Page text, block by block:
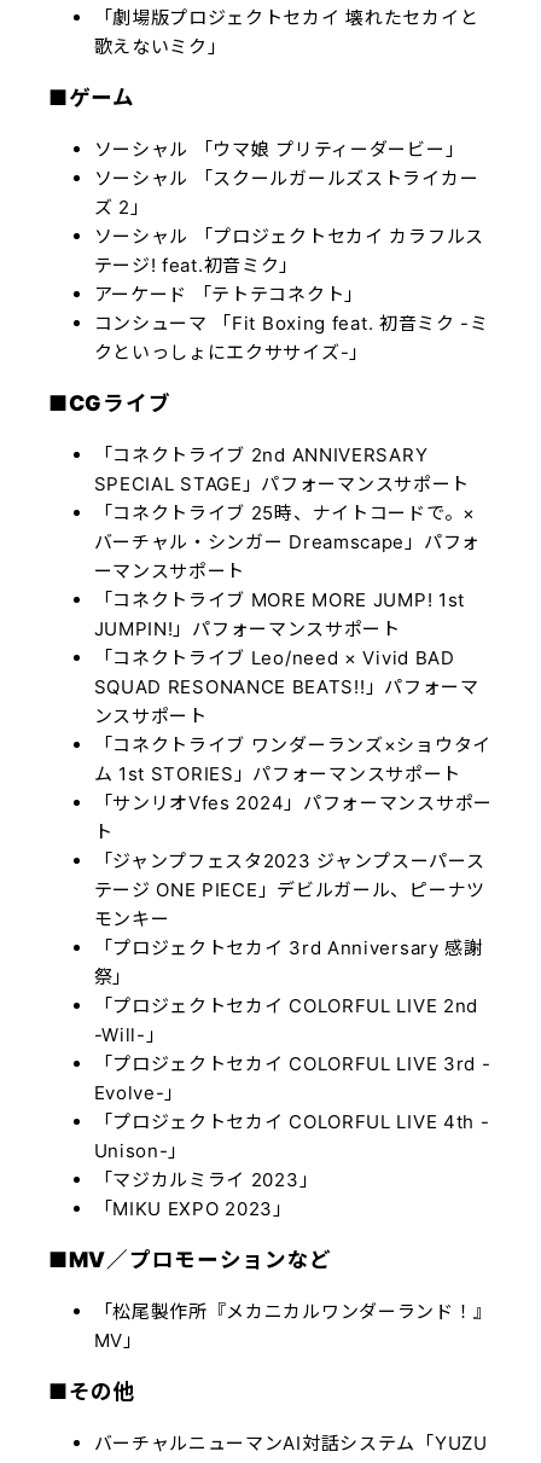
「劇場版プロジェクトセカイ 壊れたセカイと
歌えないミク」
■ゲーム
ソーシャル 「ウマ娘 プリティーダービー」
ソーシャル 「スクールガールズストライカー
ズ 2」
ソーシャル 「プロジェクトセカイ カラフルス
テージ! feat.初音ミク」
アーケード 「テトテコネクト」
コンシューマ 「Fit Boxing feat. 初音ミク -ミ
クといっしょにエクササイズ-」
■CGライブ
「コネクトライブ 2nd ANNIVERSARY
SPECIAL STAGE」 パフォーマンスサポート
「コネクトライブ 25時、ナイトコードで。×
バーチャル・シンガー Dreamscape」 パフォ
ーマンスサポート
「コネクトライブ MORE MORE JUMP! 1st
JUMPIN!」 パフォーマンスサポート
「コネクトライブ Leo/need × Vivid BAD
SQUAD RESONANCE BEATS!!」 パフォーマ
ンスサポート
「コネクトライブ ワンダーランズ×ショウタイ
ム 1st STORIES」 パフォーマンスサポート
「サンリオVfes 2024」パフォーマンスサポー
ト
「ジャンプフェスタ2023 ジャンプスーパース
テージ ONE PIECE」デビルガール、ピーナツ
モンキー
「プロジェクトセカイ 3rd Anniversary 感謝
祭」
「プロジェクトセカイ COLORFUL LIVE 2nd
-Will-」
「プロジェクトセカイ COLORFUL LIVE 3rd -
Evolve-」
「プロジェクトセカイ COLORFUL LIVE 4th -
Unison-」
「マジカルミライ 2023」
「MIKU EXPO 2023」
■MV／プロモーションなど
「松尾製作所『メカニカルワンダーランド！』
MV」
■その他
バーチャルニューマンAI対話システム「YUZU